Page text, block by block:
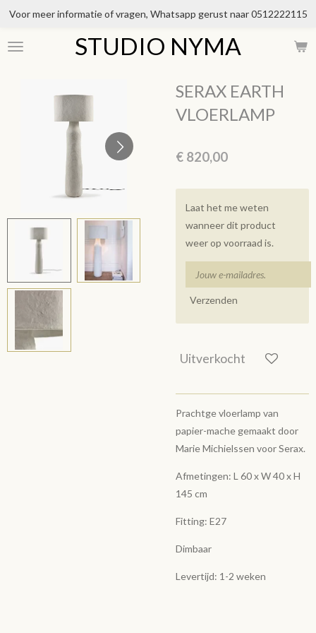
Ga
naar
STUDIO NYMA
Voor meer informatie of vragen, Whatsapp gerust naar 0512222115
SERAX EARTH
VLOERLAMP
€ 820,00
Laat het me weten
wanneer dit product
weer op voorraad is.
Verzenden
Uitverkocht
Prachtge vloerlamp van
papier-mache gemaakt door
Marie Michielssen voor Serax.
Afmetingen: L 60 x W 40 x H
145 cm
Fitting: E27
Dimbaar
Levertijd: 1-2 weken